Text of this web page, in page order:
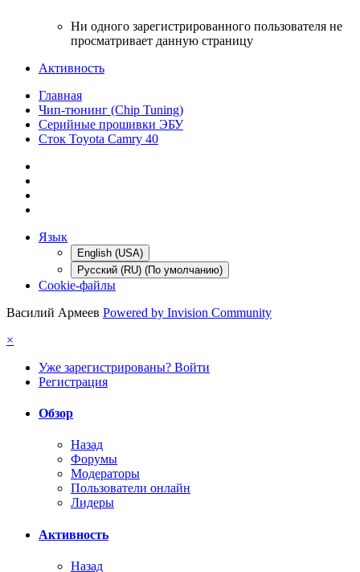
Ни одного зарегистрированного пользователя не
просматривает данную страницу
Активность
Главная
Чип-тюнинг (Chip Tuning)
Серийные прошивки ЭБУ
Сток Toyota Camry 40
Язык
English (USA)
Русский (RU) (По умолчанию)
Cookie-файлы
Василий Армеев Powered by Invision Community
×
Уже зарегистрированы? Войти
Регистрация
Обзор
Назад
Форумы
Модераторы
Пользователи онлайн
Лидеры
Активность
Назад